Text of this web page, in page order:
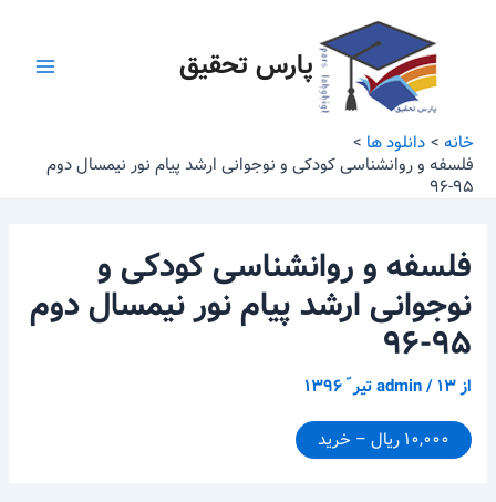
پارس تحقیق
خانه
دانلود ها
فلسفه و روانشناسی کودکی و نوجوانی ارشد پیام نور نیمسال دوم
۹۵-۹۶
فلسفه و روانشناسی کودکی و
نوجوانی ارشد پیام نور نیمسال دوم
۹۵-۹۶
از admin/۱۳ تیر ّ ۱۳۹۶
۱۰,۰۰۰ ریال – خرید